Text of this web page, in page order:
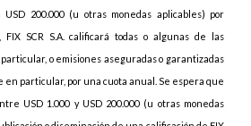
200.000 (u otras monedas aplicables) por
FIX SCR S.A. calificará todas o algunas de las
o emisiones aseguradas o garantizadas
en particular, por una cuota anual. Se espera que
USD 1.000 y USD 200.000 (u otras monedas